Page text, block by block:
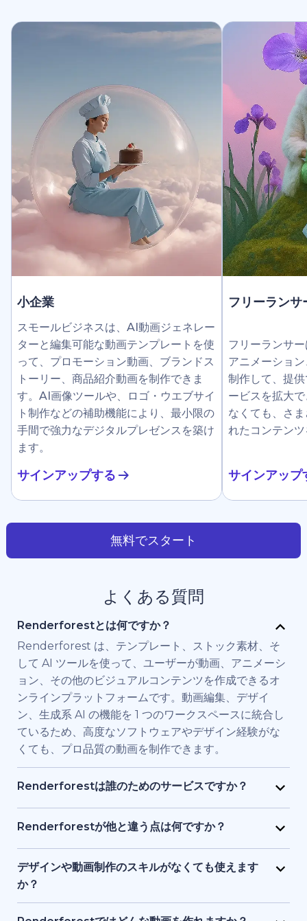
小企業
スモールビジネスは、AI動画ジェネレー
ターと編集可能な動画テンプレートを使
って、プロモーション動画、ブランドス
トーリー、商品紹介動画を制作できま
す。AI画像ツールや、ロゴ・ウエブサイ
ト制作などの補助機能により、最小限の
手間で強力なデジタルプレゼンスを築け
ます。
サインアップする
フリーランサ
フリーランサ
アニメーショ
制作して、提
ービスを拡大
なくても、さ
れたコンテン
サインアップ
無料でスタート
よくある質問
Renderforestとは何ですか？
Renderforest は、テンプレート、ストック素材、そ
して AI ツールを使って、ユーザーが動画、アニメーシ
ョン、その他のビジュアルコンテンツを作成できるオ
ンラインプラットフォームです。動画編集、デザイ
ン、生成系 AI の機能を 1 つのワークスペースに統合し
ているため、高度なソフトウェアやデザイン経験がな
くても、プロ品質の動画を制作できます。
Renderforestは誰のためのサービスですか？
Renderforest は、高品質の動画を素早く必要とする
個人やチーム向けに構築されています。マーケティン
ム、フリーランサー、コンテンツクリエイターなど
が、フル制作チームを雇わずに、ブランド用、研修
用、またはプロモーション用の動画を制作するために
Renderforestが他と違う点は何ですか？
Renderforestは複数のAIと動画生成モデルを1つのプ
ラットフォームに統合しています。ユーザーは、テキ
ストから動画生成、ストック素材ベースの動画、AI 生
作成・編集・書き出しが可能です。テンプレート、AI
デザインや動画制作のスキルがなくても使えます
か？
はい、使えます。Renderforestには1,200点以上のテ